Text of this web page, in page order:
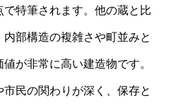
特筆されます。他の蔵と比
部構造の複雑さや町並みと
が非常に高い建造物です。
民の関わりが深く、保存と